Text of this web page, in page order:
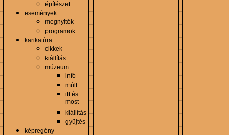
építészet
események
megnyitók
programok
karikatúra
cikkek
kiállítás
múzeum
infó
múlt
itt és
most
kiállítás
gyüjtés
képregény